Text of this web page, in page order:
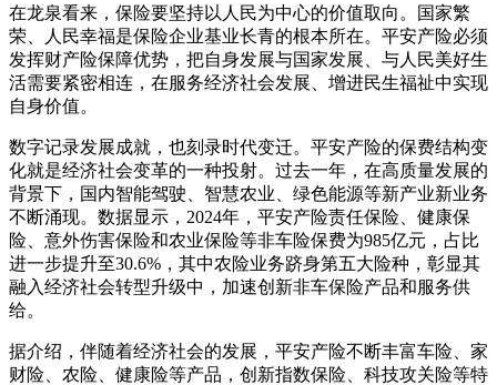
在龙泉看来，保险要坚持以人民为中心的价值取向。国家繁
荣、人民幸福是保险企业基业长青的根本所在。平安产险必须
发挥财产险保障优势，把自身发展与国家发展、与人民美好生
活需要紧密相连，在服务经济社会发展、增进民生福祉中实现
自身价值。
数字记录发展成就，也刻录时代变迁。平安产险的保费结构变
化就是经济社会变革的一种投射。过去一年，在高质量发展的
背景下，国内智能驾驶、智慧农业、绿色能源等新产业新业务
不断涌现。数据显示，2024年，平安产险责任保险、健康保
险、意外伤害保险和农业保险等非车险保费为985亿元，占比
进一步提升至30.6%，其中农险业务跻身第五大险种，彰显其
融入经济社会转型升级中，加速创新非车保险产品和服务供
给。
据介绍，伴随着经济社会的发展，平安产险不断丰富车险、家
财险、农险、健康险等产品，创新指数保险、科技攻关险等特